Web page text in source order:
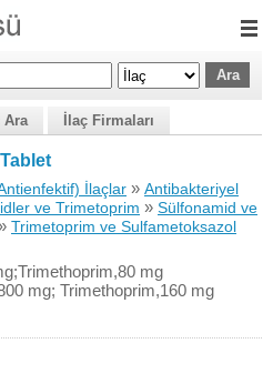
Ara İlaç Firmaları
İlaçlar » Antibakteriyel
ve Trimetoprim » Sülfonamid ve
Trimetoprim ve Sulfametoksazol
mg
mg; Trimethoprim,160 mg